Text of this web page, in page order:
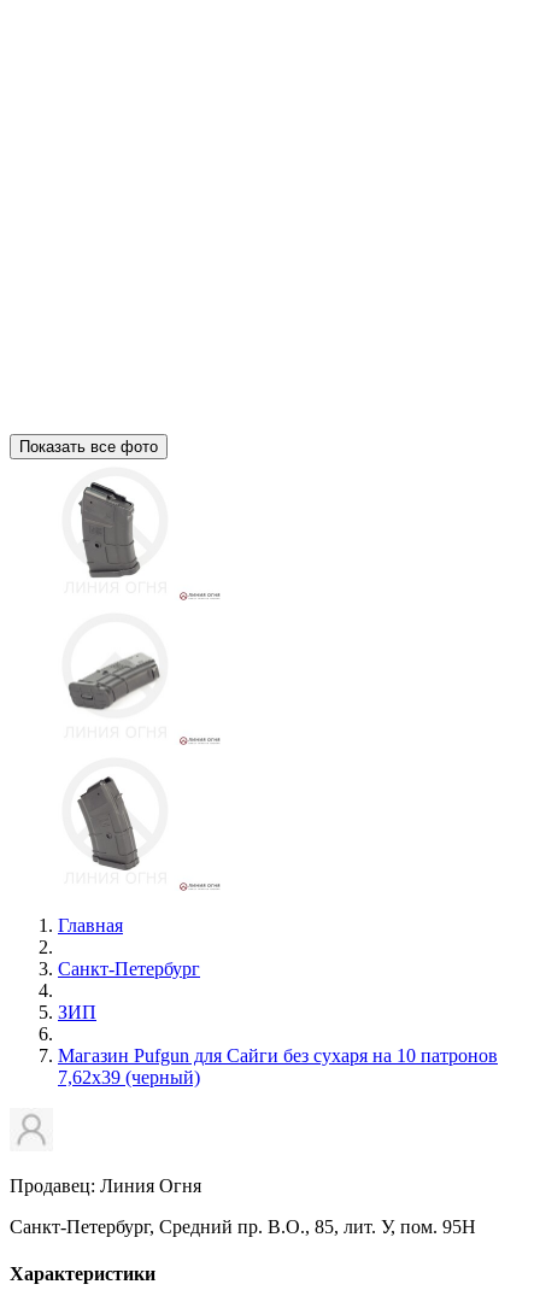
Показать все фото
Главная
Санкт-Петербург
ЗИП
Магазин Pufgun для Сайги без сухаря на 10 патронов
7,62х39 (черный)
Продавец: Линия Огня
Санкт-Петербург, Средний пр. В.О., 85, лит. У, пом. 95Н
Характеристики